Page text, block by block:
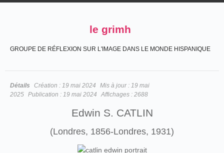
le grimh
GROUPE DE RÉFLEXION SUR L'IMAGE DANS LE MONDE HISPANIQUE
Détails Création : 19 mai 2024 Mis à jour : 19 mai
2025 Publication : 19 mai 2024 Affichages : 2688
Edwin S. CATLIN
(Londres, 1856-Londres, 1931)